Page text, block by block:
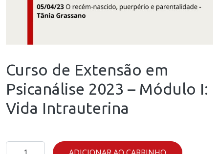
Curso de Extensão em
Psicanálise 2023 – Módulo I:
Vida Intrauterina
Curso